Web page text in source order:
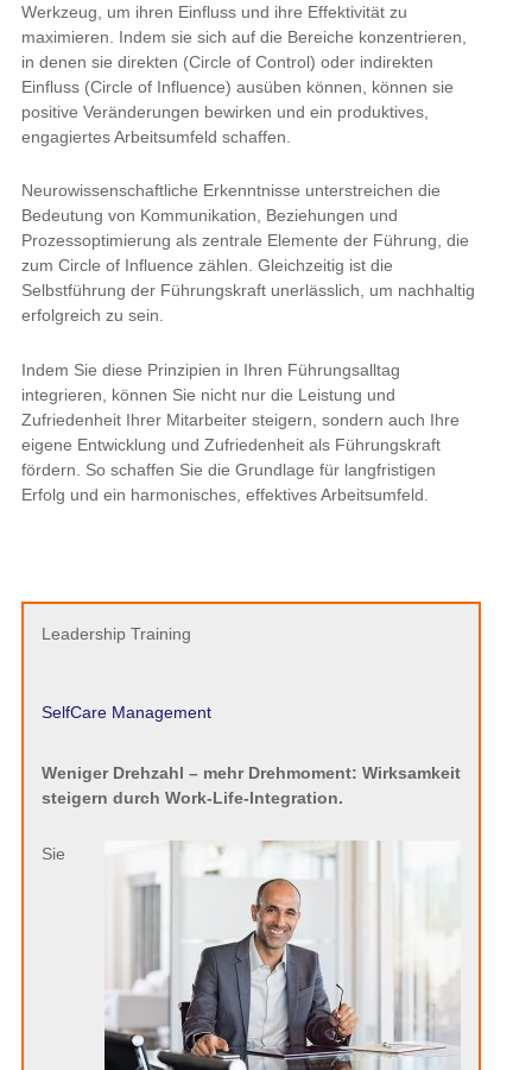
Indem Sie diese Prinzipien in Ihren Führungsalltag integrieren,
können Sie nicht nur die Leistung und Zufriedenheit Ihrer
Mitarbeiter steigern, sondern auch Ihre eigene Entwicklung und
Zufriedenheit als Führungskraft fördern. So schaffen Sie die
Grundlage für langfristigen Erfolg und ein harmonisches,
effektives Arbeitsumfeld.
Leadership Training
Weniger Drehzahl – mehr Drehmoment: Wirksamkeit
steigern durch Work-Life-Integration.
Sie
hoch unwirksam.Wie wäre es für Sie, wenn Sie
fokussiert und voller Energie Ihre Ziele erreichen?
Machen Sie Schluss mit Struggle for Leadership. Wenn Sie
sich nicht führen, werden Sie geführt – von Ihren
MitarbeiterInnen und KollegInnen, von Ihrem
Terminkalender und Ihrem eMail-Postfach. Finden Sie jetzt
wieder zu sich selbst und zu Ihren wirklich wichtigen Zielen.
Optimieren Sie Ihr SelfCare Management. Entwickeln Sie
Work-Life-Integrationeine solide Basis für souveräne
Top-Leistung, auf die Sie und Ihr Unternehmen stolz sind.
Gehen Sie in Führung – in allen Lebensbereichen.